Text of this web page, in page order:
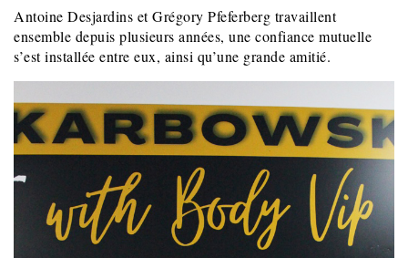
Antoine Desjardins et Grégory Pfeferberg travaillent
ensemble depuis plusieurs années, une confiance mutuelle
s’est installée entre eux, ainsi qu’une grande amitié.